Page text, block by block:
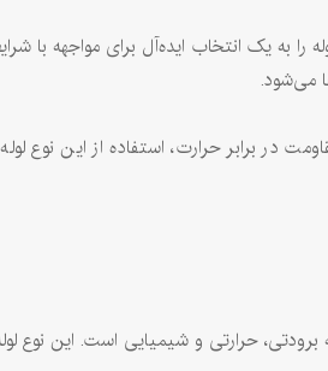
به یک انتخاب ایده‌آل برای مواجهه با
می‌شود.
در برابر حرارت، استفاده از این
حرارتی و شیمیایی است. این نوع